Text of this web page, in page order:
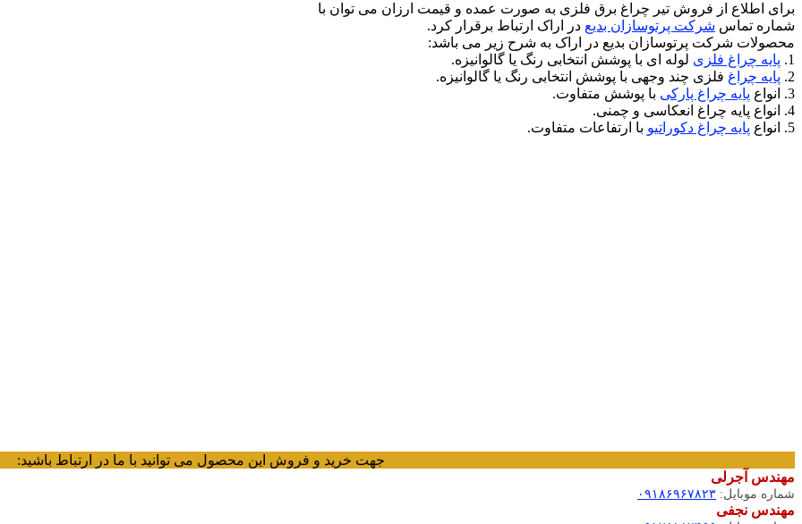
برای اطلاع از فروش تیر چراغ برق فلزی به صورت عمده و قیمت ارزان می توان با
شماره تماس شرکت پرتوسازان بدیع در اراک ارتباط برقرار کرد.
محصولات شرکت پرتوسازان بدیع در اراک به شرح زیر می باشد:
1. پایه چراغ فلزی لوله ای با پوشش انتخابی رنگ یا گالوانیزه.
2. پایه چراغ فلزی چند وجهی با پوشش انتخابی رنگ یا گالوانیزه.
3. انواع
پایه چراغ پارکی با پوشش متفاوت.
4. انواع پایه چراغ انعکاسی و چمنی.
5. انواع
پایه چراغ دکوراتیو با ارتفاعات متفاوت.
جهت خرید و فروش این محصول می توانید با ما در ارتباط باشید:
مهندس آجرلی
شماره موبایل: ۰۹۱۸۶۹۶۷۸۲۳
مهندس نجفی